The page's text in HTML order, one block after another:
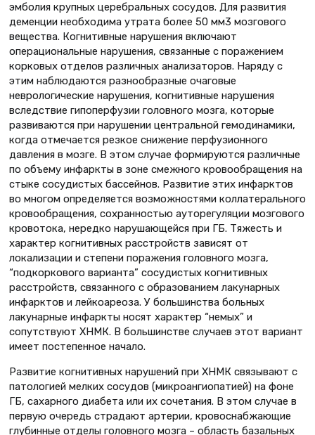
эмболия крупных церебральных сосудов. Для развития
деменции необходима утрата более 50 мм3 мозгового
вещества. Когнитивные нарушения включают
операциональные нарушения, связанные с поражением
корковых отделов различных анализаторов. Наряду с
этим наблюдаются разнообразные очаговые
неврологические нарушения, когнитивные нарушения
вследствие гипоперфузии головного мозга, которые
развиваются при нарушении центральной гемодинамики,
когда отмечается резкое снижение перфузионного
давления в мозге. В этом случае формируются различные
по объему инфаркты в зоне смежного кровообращения на
стыке сосудистых бассейнов. Развитие этих инфарктов
во многом определяется возможностями коллатерального
кровообращения, сохранностью ауторегуляции мозгового
кровотока, нередко нарушающейся при ГБ. Тяжесть и
характер когнитивных расстройств зависят от
локализации и степени поражения головного мозга,
“подкоркового варианта” сосудистых когнитивных
расстройств, связанного с образованием лакунарных
инфарктов и лейкоареоза. У большинства больных
лакунарные инфаркты носят характер “немых” и
сопутствуют ХНМК. В большинстве случаев этот вариант
имеет постепенное начало.
Развитие когнитивных нарушений при ХНМК связывают с
патологией мелких сосудов (микроангиопатией) на фоне
ГБ, сахарного диабета или их сочетания. В этом случае в
первую очередь страдают артерии, кровоснабжающие
глубинные отделы головного мозга – область базальных